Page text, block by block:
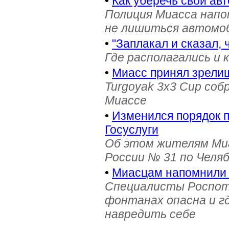
Полиция Миасса
не лишиться
• "Заплакал и сказал,
Где располагались и
• Миасс принял
Turgoyak 3x3 Cup
Миассе
• Изменился порядок
Госуслуги
Об этом жителям
России № 31 по
• Миасцам напомнили
Специалисты
фонтанах опасна и
навредить себе